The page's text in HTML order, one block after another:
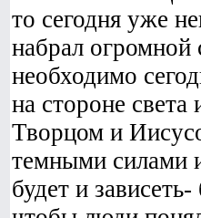
то сегодня уже
набрал
необходимо
на стороне
Творцом и
темными силами
будет и